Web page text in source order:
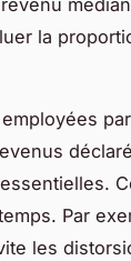
la
Par
les